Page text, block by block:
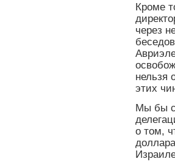
Кроме
через
нельзя
этих
Мы бы
о том,